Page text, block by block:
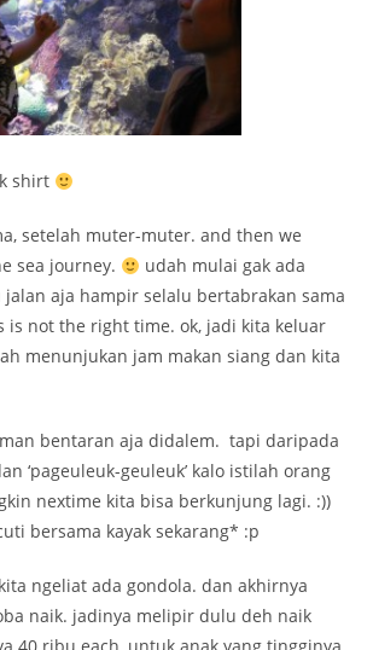
shirt
setelah muter-muter. and then we
sea journey.
udah mulai gak ada
jalan aja hampir selalu bertabrakan sama
is not the right time. ok, jadi kita keluar
menunjukan jam makan siang dan kita
bentaran aja didalem. tapi daripada
‘pageuleuk-geuleuk’ kalo istilah orang
nextime kita bisa berkunjung lagi. :))
bersama kayak sekarang* :p
ngeliat ada gondola. dan akhirnya
naik. jadinya melipir dulu deh naik